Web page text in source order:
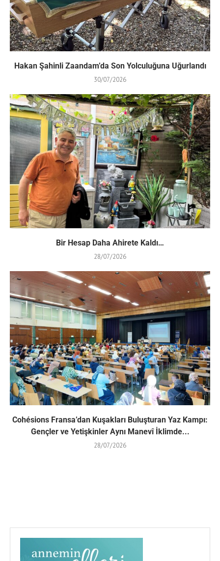
Hakan Şahinli Zaandam’da Son Yolculuğuna Uğurlandı
30/07/2026
Bir Hesap Daha Ahirete Kaldı…
28/07/2026
Cohésions Fransa’dan Kuşakları Buluşturan Yaz Kampı:
Gençler ve Yetişkinler Aynı Manevî İklimde...
28/07/2026